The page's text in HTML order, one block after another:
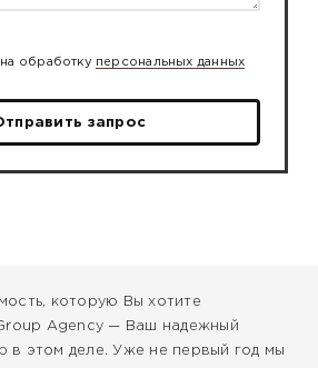
обработку персональных данных
запрос
которую Вы хотите
Agency — Ваш надежный
в этом деле. Уже не первый год мы